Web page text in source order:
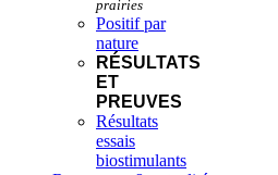
Positif par
nature
RÉSULTATS
ET
PREUVES
Résultats
essais
biostimulants